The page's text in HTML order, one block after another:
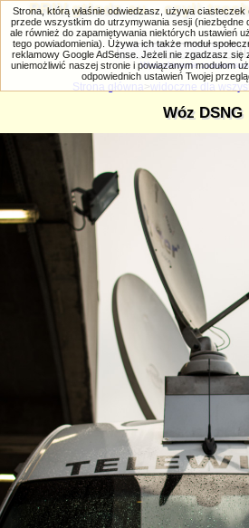
PRIV.gtlodz.eu - czyli
Wyszukiwanie
Strona główna widoczne dla
Wóz DSNG
Strona, którą właśnie odwiedzasz, używa
przede wszystkim do utrzymywania sesji (niezbędne
ale również do zapamiętywania niektórych ustawień
tego powiadomienia). Używa ich także moduł
reklamowy Google AdSense. Jeżeli nie zgadzasz
uniemożliwić naszej stronie i powiązanym modułom
odpowiednich ustawień Twojej